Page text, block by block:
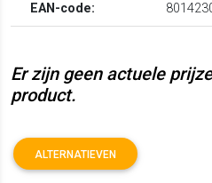
EAN-code:
Er zijn geen actuele
product.
ALTERNATIEVEN